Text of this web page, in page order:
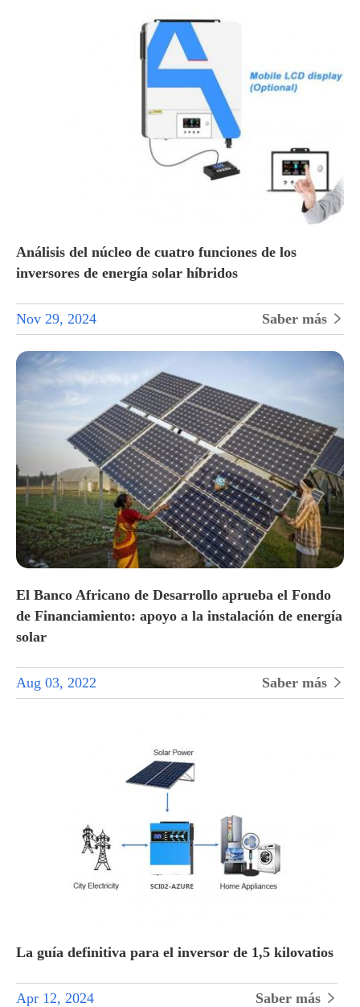
Análisis del núcleo de cuatro funciones de los
inversores de energía solar híbridos
Nov 29, 2024 Saber más 
El Banco Africano de Desarrollo aprueba el Fondo
de Financiamiento: apoyo a la instalación de energía
solar
Aug 03, 2022 Saber más 
La guía definitiva para el inversor de 1,5 kilovatios
Apr 12, 2024 Saber más 